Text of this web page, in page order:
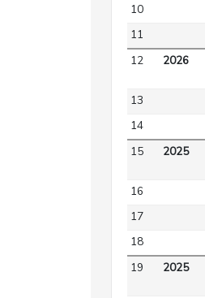
10
11
12
2026
13
14
15
2025
16
17
18
19
2025